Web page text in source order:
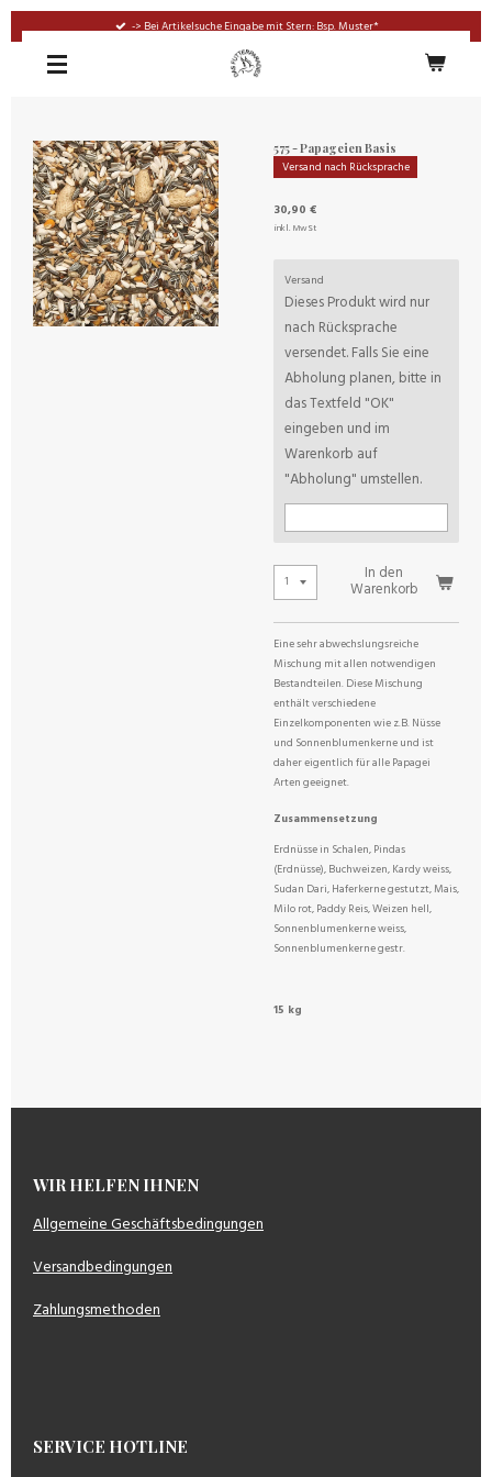
springen
-> Bei Artikelsuche Eingabe mit Stern: Bsp. Muster*
575 - Papageien Basis
Versand nach Rücksprache
30,90 €
inkl. MwSt
Versand
Dieses Produkt wird nur
nach Rücksprache
versendet. Falls Sie eine
Abholung planen, bitte in
das Textfeld "OK"
eingeben und im
Warenkorb auf
"Abholung" umstellen.
In den
Warenkorb
Eine sehr abwechslungsreiche
Mischung mit allen notwendigen
Bestandteilen. Diese Mischung
enthält verschiedene
Einzelkomponenten wie z.B. Nüsse
und Sonnenblumenkerne und ist
daher eigentlich für alle Papagei
Arten geeignet.
Zusammensetzung
Erdnüsse in Schalen, Pindas
(Erdnüsse), Buchweizen, Kardy weiss,
Sudan Dari, Haferkerne gestutzt, Mais,
Milo rot, Paddy Reis, Weizen hell,
Sonnenblumenkerne weiss,
Sonnenblumenkerne gestr.
15 kg
WIR HELFEN IHNEN
Allgemeine Geschäftsbedingungen
Versandbedingungen
Zahlungsmethoden
SERVICE HOTLINE